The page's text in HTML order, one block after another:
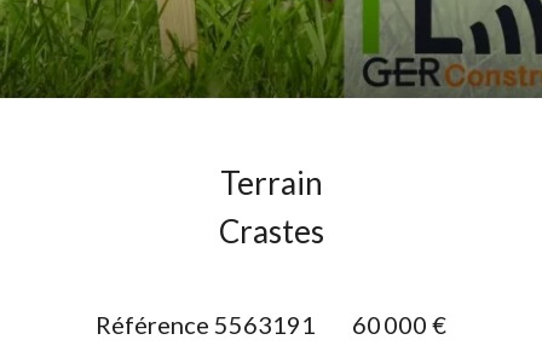
Terrain
Crastes
Référence 5563191 60 000 €